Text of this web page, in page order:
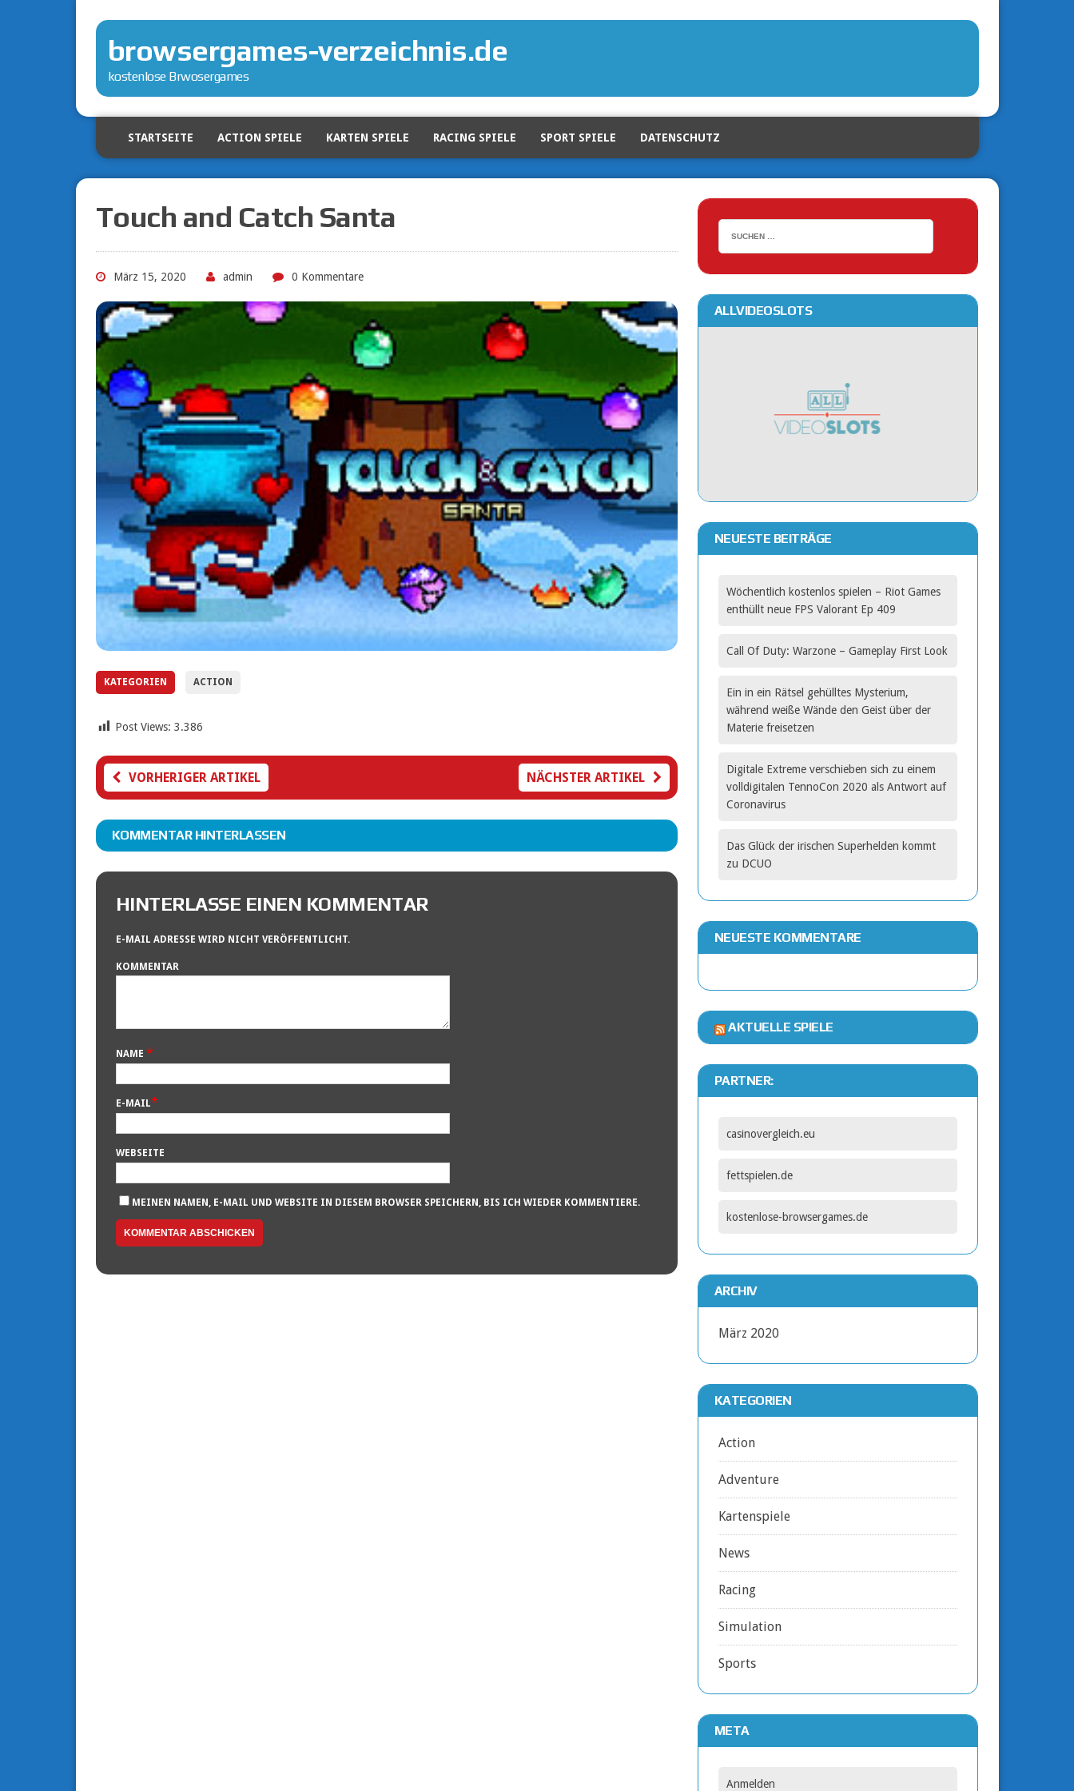
browsergames-verzeichnis.de
kostenlose Brwosergames
STARTSEITE ACTION SPIELE KARTEN SPIELE RACING SPIELE SPORT SPIELE DATENSCHUTZ
Touch and Catch Santa
März 15, 2020 admin 0 Kommentare
KATEGORIEN ACTION
Post Views: 3.386
VORHERIGER ARTIKEL NÄCHSTER ARTIKEL
KOMMENTAR HINTERLASSEN
HINTERLASSE EINEN KOMMENTAR
E-MAIL ADRESSE WIRD NICHT VERÖFFENTLICHT.
KOMMENTAR
NAME *
E-MAIL*
WEBSEITE
MEINEN NAMEN, E-MAIL UND WEBSITE IN DIESEM BROWSER SPEICHERN, BIS ICH WIEDER KOMMENTIERE.
ALLVIDEOSLOTS
NEUESTE BEITRÄGE
Wöchentlich kostenlos spielen – Riot Games
enthüllt neue FPS Valorant Ep 409
Call Of Duty: Warzone – Gameplay First Look
Ein in ein Rätsel gehülltes Mysterium,
während weiße Wände den Geist über der
Materie freisetzen
Digitale Extreme verschieben sich zu einem
volldigitalen TennoCon 2020 als Antwort auf
Coronavirus
Das Glück der irischen Superhelden kommt
zu DCUO
NEUESTE KOMMENTARE
AKTUELLE SPIELE
PARTNER:
casinovergleich.eu
fettspielen.de
kostenlose-browsergames.de
ARCHIV
März 2020
KATEGORIEN
Action
Adventure
Kartenspiele
News
Racing
Simulation
Sports
META
Anmelden